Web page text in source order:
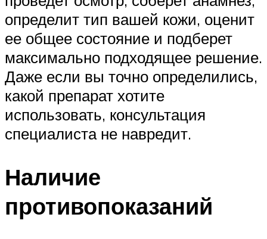
определит тип вашей кожи, оценит
ее общее состояние и подберет
максимально подходящее решение.
Даже если вы точно определились,
какой препарат хотите
использовать, консультация
специалиста не навредит.
Наличие
противопоказаний